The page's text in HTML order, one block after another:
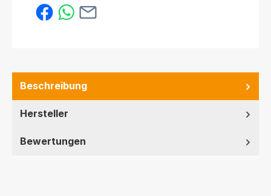
Beschreibung
Hersteller
Bewertungen